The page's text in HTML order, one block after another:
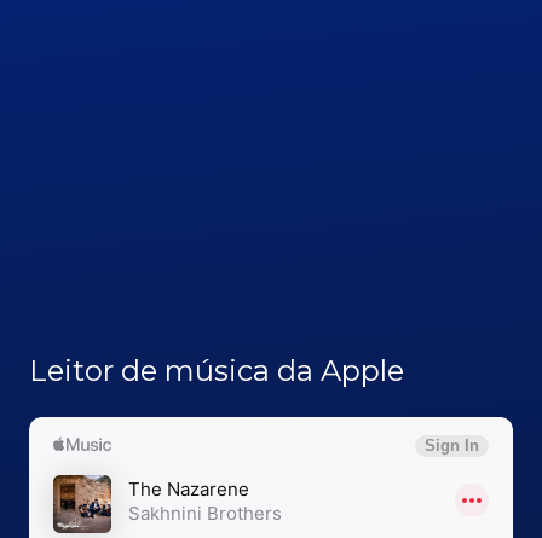
Leitor de música da Apple